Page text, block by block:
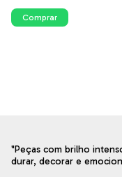
Comprar
"Peças com brilho
durar, decorar e